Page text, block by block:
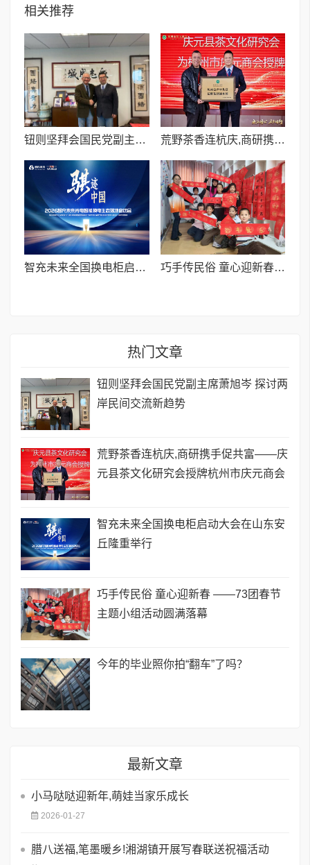
相关推荐
钮则坚拜会国民党副主席萧旭岑 探讨两岸民间交流新趋势 荒野茶香连杭庆,商研携手促共富——庆元县茶文化研究会授牌杭州市庆元商会
智充未来全国换电柜启动大会在山东安丘隆重举行 巧手传民俗 童心迎新春 ——73团春节主题小组活动圆满落幕
热门文章
钮则坚拜会国民党副主席萧旭岑 探讨两
岸民间交流新趋势
荒野茶香连杭庆,商研携手促共富——庆
元县茶文化研究会授牌杭州市庆元商会
智充未来全国换电柜启动大会在山东安
丘隆重举行
巧手传民俗 童心迎新春 ——73团春节
主题小组活动圆满落幕
今年的毕业照你拍“翻车”了吗？
最新文章
小马哒哒迎新年,萌娃当家乐成长
2026-01-27
腊八送福,笔墨暖乡!湘湖镇开展写春联送祝福活动